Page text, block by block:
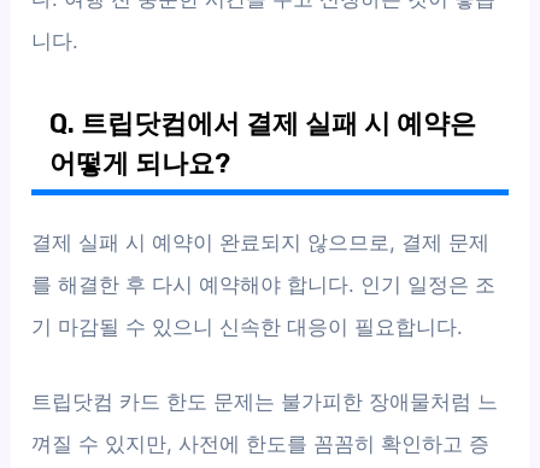
니다.
Q. 트립닷컴에서 결제 실패 시 예약은
어떻게 되나요?
결제 실패 시 예약이 완료되지 않으므로, 결제 문제
를 해결한 후 다시 예약해야 합니다. 인기 일정은 조
기 마감될 수 있으니 신속한 대응이 필요합니다.
트립닷컴 카드 한도 문제는 불가피한 장애물처럼 느
껴질 수 있지만, 사전에 한도를 꼼꼼히 확인하고 증